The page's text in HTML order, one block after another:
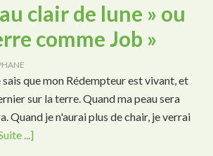
clair de lune » ou
comme Job »
que mon Rédempteur est vivant, et
sur la terre. Quand ma peau sera
Quand je n'aurai plus de chair, je verrai
...]